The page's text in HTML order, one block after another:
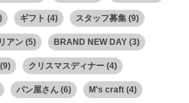
ギフト (4) スタッフ募集(9)
アン(5) BRAND NEW DAY(3)
クリスマスディナー(4)
パン屋さん(6) M's craft(4)